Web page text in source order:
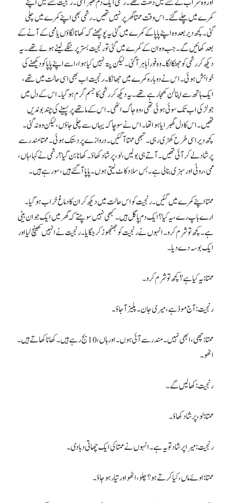
کمرے میں چلے گئے۔ اس وقت ممتا گھر پر نہیں تھیں۔ رشمی بھی اپنے کمرے میں چلی
گئی۔ کچھ دیر بعد وہ اپنے پاپا کے کمرے میں گئی یہ پوچھنے کہ کھانا لگاؤں یا ممی کے آنے کے
بعد کھائیں گے۔ جب وہ ان کے کمرے میں گئی تو رنجیت بستر پر ننگے لیٹے ہوئے تھے۔ یہ
دیکھ کر رشمی کو جھٹکا لگا۔ وہ فوراً باہر آگئی۔ لیکن پتہ نہیں کیا ہوا، اسے اپنے پاپا کو دیکھنے کی
خواہش ہوئی۔ اس نے دوبارہ کمرے میں جھانکا۔ رنجیت اب بھی اسی حالت میں تھے،
ایک ہاتھ سے اپنا لن کھجا رہے تھے۔ یہ دیکھ کر رشمی کا جسم گرم ہوگیا۔ اس کے دل میں
جو لڑکی اب تک سوئی ہوئی تھی، وہ جاگ اٹھی۔ اس کے ماتھے پر پسینے کی چند بوندیں
تھیں۔ اس کا دل گھبرایا ہوا تھا۔ اس نے سوچا کہ یہاں سے چلی جاؤں، لیکن وہ نہ گئی۔
کچھ دیر اسی طرح کھڑی رہی۔ تبھی ممتا آگئیں۔ دروازے پر دستک ہوئی۔ ممتا مندر سے
پرشاد لے کر آئی تھیں۔ آتے ہی بولیں، لو، پرشاد کھاؤ۔ کھانا بن گیا؟ رشمی نے کہا، ہاں،
ممی، روٹی اور سبزی بنا لی ہے۔ بس سلاد کاٹ لیتی ہوں۔ پاپا آگئے ہیں، سو رہے ہیں۔
ممتا اپنے کمرے میں گئیں۔ رنجیت کو اس حالت میں دیکھ کر ان کا دماغ خراب ہوگیا۔
ارے باپ رے، یہ کیا؟ ایک دم پاگل ہیں۔ کبھی نہیں سوچتے کہ گھر میں ایک جوان بیٹی
ہے۔ کچھ تو شرم کرو۔ انہوں نے رنجیت کو جھنجھوڑ کر جگایا۔ رنجیت نے انہیں کھینچ لیا اور
ایک بوسہ دے دیا۔
ممتا: یہ کیا ہے؟ کچھ تو شرم کرو۔
رنجیت: آج موڈ ہے، میری جان۔ پلیز آجاؤ۔
ممتا: چھی، ابھی نہیں۔ مندر سے آئی ہوں۔ اور ہاں، 10 بج رہے ہیں۔ کھانا کھاتے ہیں۔
اٹھو۔
رنجیت: کھا لیں گے۔
ممتا: لو، پرشاد کھاؤ۔
رنجیت: میرا پرشاد تو یہ ہے۔ انہوں نے ممتا کی ایک چھاتی دبا دی۔
ممتا: اوئے ماں، کیا کرتے ہو؟ چلو، اٹھو اور تیار ہوجاؤ۔